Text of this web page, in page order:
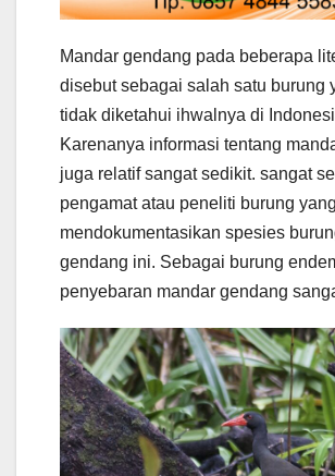
Mandar gendang pada beberapa
disebut sebagai salah satu burung
tidak diketahui ihwalnya di
Karenanya informasi tentang
juga relatif sangat sedikit. sangat
pengamat atau peneliti burung
mendokumentasikan spesies
gendang ini. Sebagai burung
penyebaran mandar gendang